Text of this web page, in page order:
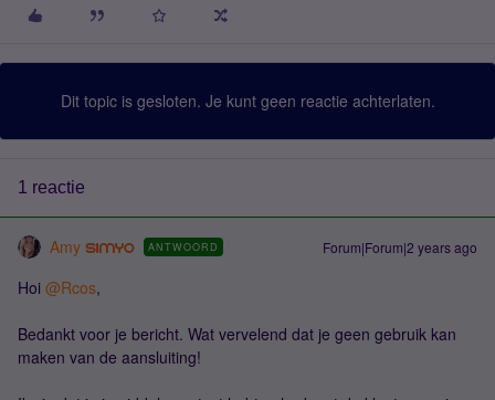
Dit topic is gesloten. Je kunt geen reactie achterlaten.
1 reactie
Amy ANTWOORD Forum|Forum|2 years ago
Hoi @Rcos,
Bedankt voor je bericht. Wat vervelend dat je geen gebruik kan
maken van de aansluiting!